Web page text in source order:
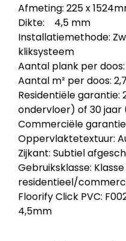
Afmeting: 225 x
Dikte: 4,5 mm
Installatiemethode:
kliksysteem
Aantal plank per
Aantal m² per doos:
Residentiële garantie:
ondervloer) of 30
Commerciële
Oppervlaktetextuur:
Zijkant: Subtiel
Gebruiksklasse:
residentieel/
Floorify Click PVC:
4,5mm